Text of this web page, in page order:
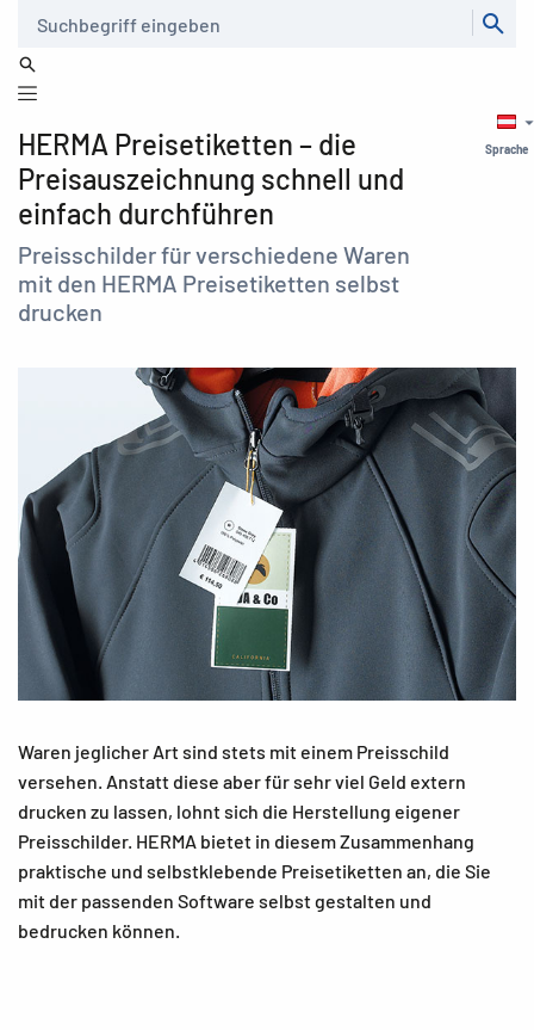
Sprache
HERMA Preisetiketten – die
Preisauszeichnung schnell und
einfach durchführen
Preisschilder für verschiedene Waren
mit den HERMA Preisetiketten selbst
drucken
Waren jeglicher Art sind stets mit einem Preisschild
versehen. Anstatt diese aber für sehr viel Geld extern
drucken zu lassen, lohnt sich die Herstellung eigener
Preisschilder. HERMA bietet in diesem Zusammenhang
praktische und selbstklebende Preisetiketten an, die Sie
mit der passenden Software selbst gestalten und
bedrucken können.